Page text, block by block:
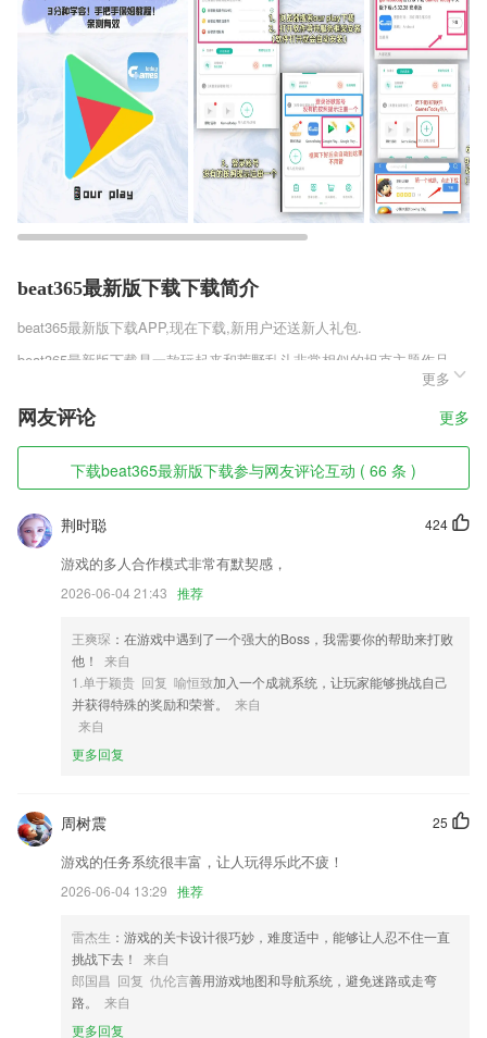
beat365最新版下载下载简介
beat365最新版下载APP,现在下载,新用户还送新人礼包.
beat365最新版下载是一款玩起来和荒野乱斗非常相似的坦克主题作品，
游戏之中玩家们能够进行单人战役也可以进行3v3组队，整个作品为玩家
们呈现出丰富的趣味性，能够让每一位玩家在轻松自由的氛围之中享受游
戏本身所拥有的欢乐，而且这款作品针对不同的坦克也设计了不同的特
性，不妨来这里试试看吧!
beat365最新版下载软件特色
1,工具库拥有更多全面的工具都可以去选择，都可以免费去进行操作使
用。
2,率先行业支持先支付就餐、就餐后支付、收银台支付三种模式
3,只有家装有摄像头的地方，都是可以随意切换使用的，非常的方便。
4,强大的工资计算功能，并能实现自动计算，确保准确性；
5,录音跟读，手写笔画，发音技巧。打好五十音基础，才能熟练的使用日
语输入法，在接下来的学习中会事半功倍。
6,专门报告非物质文化遗产相关信息和完整百科知识的非物质文化遗产信
息平台。
1.·提供简单易用的“做课”工具，用户可自助完成课程的新建、编辑、上
传。功能强大，支持语音、直播、图文等多种模板
2.·专为教育定制的视频方案，移动播放更加流畅
3.学生学习加减乘除运算的时候可以体验这里的口算游戏
4.·【在家听课】足不出户 轻松学习
5.全部品牌内容可以自选，可以在此得到沧海拾遗的原创诗歌。
6.可以通过平台了解很多的知识，还能查看子午经络流注图。
更多
网友评论 更多
下载beat365最新版下载参与网友评论互动 ( 66 条 )
424
荆时聪
游戏的多人合作模式非常有默契感，
2026-06-04 21:43 推荐
王爽琛 ：在游戏中遇到了一个强大的Boss，我需要你的帮助来打败
他！
来自
1.单于颖贵 回复 喻恒致加入一个成就系统，让玩家能够挑战自己
并获得特殊的奖励和荣誉。
来自
来自
更多回复
25
周树震
游戏的任务系统很丰富，让人玩得乐此不疲！
2026-06-04 13:29 推荐
雷杰生 ：游戏的关卡设计很巧妙，难度适中，能够让人忍不住一直
挑战下去！
来自
郎国昌 回复 仇伦言善用游戏地图和导航系统，避免迷路或走弯
路。
来自
更多回复